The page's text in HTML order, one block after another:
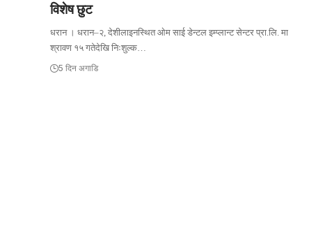
विशेष छुट
धरान । धरान–२, देशीलाइनस्थित ओम साई डेन्टल इम्प्लान्ट सेन्टर प्रा.लि. मा
श्रावण १५ गतेदेखि निःशुल्क…
5 दिन अगाडि